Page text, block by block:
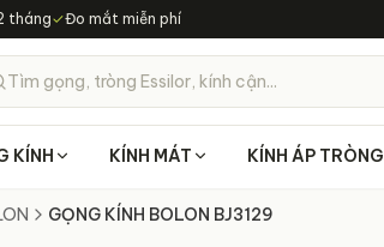
tháng✓Đo mắt miễn phí
Tìm gọng, tròng Essilor, kính cận...
KÍNH KÍNH MÁT KÍNH ÁP TRÒNG
GỌNG KÍNH BOLON BJ3129